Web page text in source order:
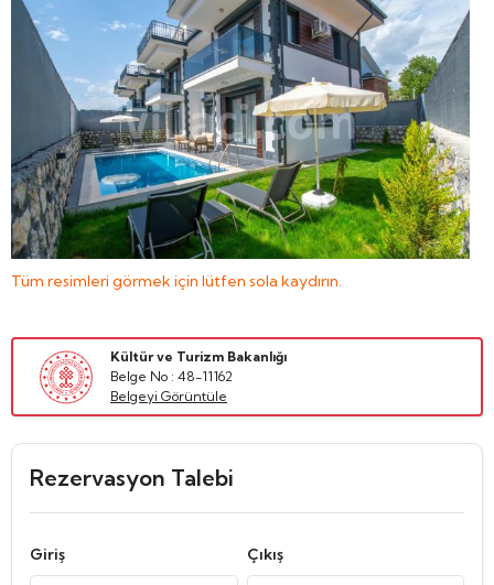
Tüm resimleri görmek için lütfen sola kaydırın.
Kültür ve Turizm Bakanlığı
Belge No : 48-11162
Belgeyi Görüntüle
Rezervasyon Talebi
Giriş Çıkış